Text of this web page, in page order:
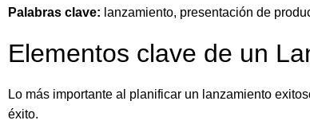
Palabras clave: lanzamiento, presentación de
Elementos clave de un
Lo más importante al planificar un lanzamiento
éxito.